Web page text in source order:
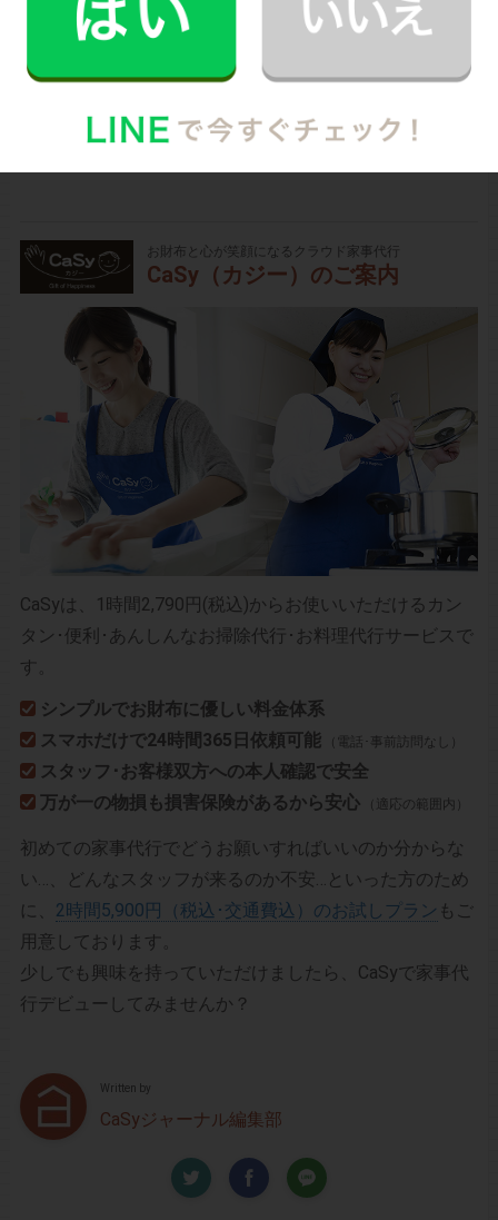
「＃カジーアカデミー」にて、SNS上でのシェアもたく
さん見受けられました。ご参加いただいた皆さんありが
とうございました。
お財布と心が笑顔になるクラウド家事代行
CaSy（カジー）のご案内
CaSyは、1時間2,790円(税込)からお使いいただけるカン
タン･便利･あんしんなお掃除代行･お料理代行サービスで
す。
シンプルでお財布に優しい料金体系
スマホだけで24時間365日依頼可能
（電話･事前訪問なし）
スタッフ･お客様双方への本人確認で安全
万が一の物損も損害保険があるから安心
（適応の範囲内）
初めての家事代行でどうお願いすればいいのか分からな
い…、どんなスタッフが来るのか不安…といった方のため
に、 2時間5,900円（税込･交通費込）のお試しプラン もご
用意しております。
少しでも興味を持っていただけましたら、CaSyで家事代
行デビューしてみませんか？
Written by
CaSyジャーナル編集部